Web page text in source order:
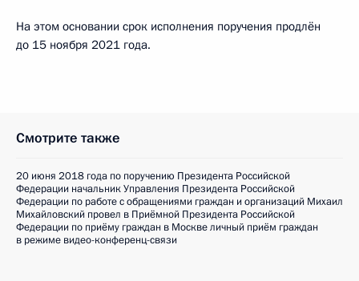
На этом основании срок исполнения поручения продлён
до 15 ноября 2021 года.
Смотрите также
20 июня 2018 года по поручению Президента Российской
Федерации начальник Управления Президента Российской
Федерации по работе с обращениями граждан и организаций Михаил
Михайловский провел в Приёмной Президента Российской
Федерации по приёму граждан в Москве личный приём граждан
в режиме видео-конференц-связи